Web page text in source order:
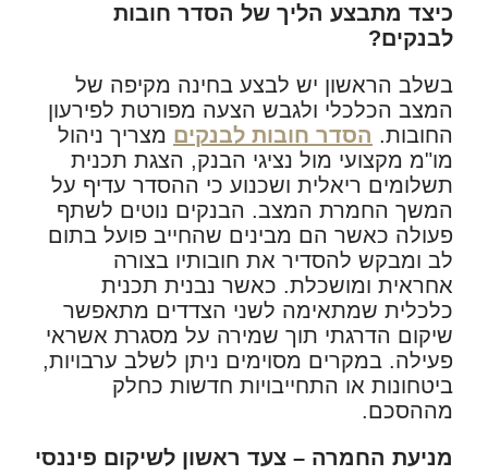
כיצד מתבצע הליך של הסדר חובות
לבנקים?
בשלב הראשון יש לבצע בחינה מקיפה של
המצב הכלכלי ולגבש הצעה מפורטת לפירעון
החובות.הסדר חובות לבנקיםמצריך ניהול
מו"מ מקצועי מול נציגי הבנק, הצגת תכנית
תשלומים ריאלית ושכנוע כי ההסדר עדיף על
המשך החמרת המצב. הבנקים נוטים לשתף
פעולה כאשר הם מבינים שהחייב פועל בתום
לב ומבקש להסדיר את חובותיו בצורה
אחראית ומושכלת. כאשר נבנית תכנית
כלכלית שמתאימה לשני הצדדים מתאפשר
שיקום הדרגתי תוך שמירה על מסגרת אשראי
פעילה. במקרים מסוימים ניתן לשלב ערבויות,
ביטחונות או התחייבויות חדשות כחלק
מההסכם.
מניעת החמרה – צעד ראשון לשיקום פיננסי